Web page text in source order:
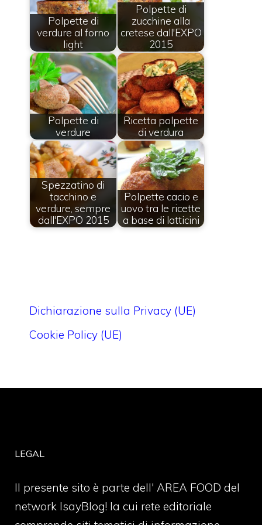
Polpette di
verdure al forno
light
Polpette di
zucchine alla
cretese dall'EXPO
2015
Polpette di
verdure
Ricetta polpette
di verdura
Spezzatino di
tacchino e
verdure, sempre
dall'EXPO 2015
Polpette cacio e
uovo tra le ricette
a base di latticini
Dichiarazione sulla Privacy (UE)
Cookie Policy (UE)
LEGAL
Il presente sito è parte dell' AREA FOOD del
network IsayBlog! la cui rete editoriale